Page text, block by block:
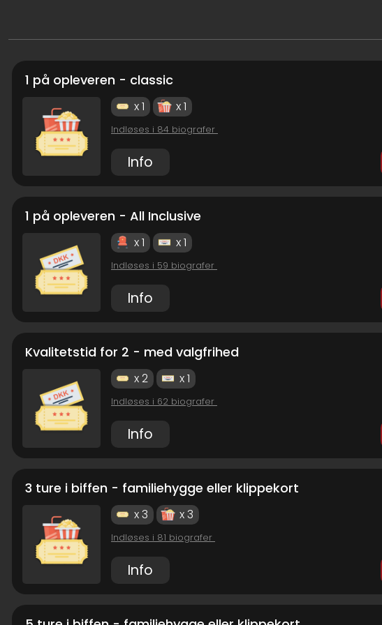
1 på opleveren - classic
x 1 x 1
Indløses i 84 biografer
Info
1 på opleveren - All Inclusive
x 1 x 1
Indløses i 59 biografer
Info
Kvalitetstid for 2 - med valgfrihed
x 2 x 1
Indløses i 62 biografer
Info
3 ture i biffen - familiehygge eller klippekort
x 3 x 3
Indløses i 81 biografer
Info